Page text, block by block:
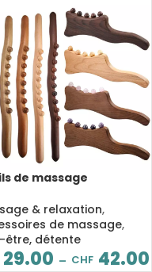
de massage
palette de
lymphatique,
& relaxation,
de massage,
être, détente
29.00 – CHF 42.00